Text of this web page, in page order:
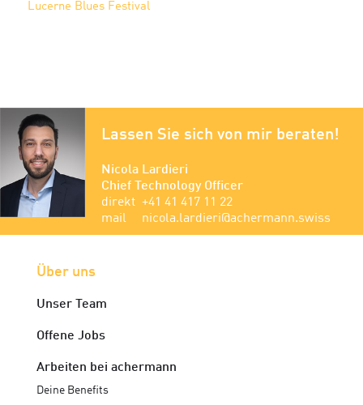
Lucerne Blues Festival
Lassen Sie sich von mir beraten!
Nicola Lardieri
Chief Technology Officer
direkt +41 41 417 11 22
mail
nicola.lardieri@achermann.swiss
Über uns
Unser Team
Offene Jobs
Arbeiten bei achermann
Deine Benefits